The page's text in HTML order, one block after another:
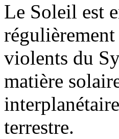
Le Soleil est
violents du
matière
terrestre.